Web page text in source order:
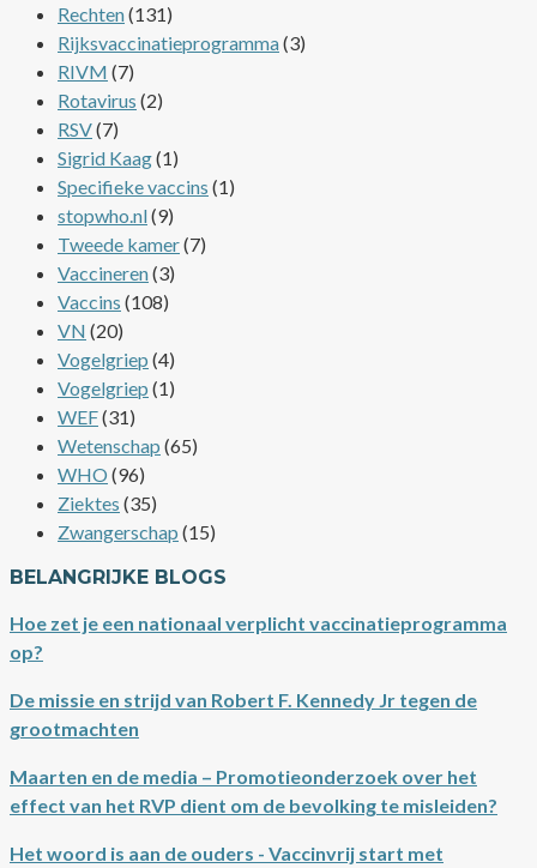
Rechten(131)
Rijksvaccinatieprogramma(3)
RIVM (7)
Rotavirus (2)
RSV(7)
Sigrid Kaag(1)
Specifieke vaccins (1)
stopwho.nl(9)
Tweede kamer(7)
Vaccineren(3)
Vaccins (108)
VN (20)
Vogelgriep (4)
Vogelgriep (1)
WEF(31)
Wetenschap (65)
WHO (96)
Ziektes (35)
Zwangerschap (15)
BELANGRIJKE BLOGS
Hoe zet je een nationaal verplicht vaccinatieprogramma
op?
De missie en strijd van Robert F. Kennedy Jr tegen de
grootmachten
Maarten en de media – Promotieonderzoek over het
effect van het RVP dient om de bevolking te misleiden?
Het woord is aan de ouders - Vaccinvrij start met